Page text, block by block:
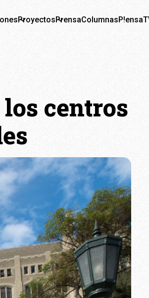
ProyectosPrensaColumnas
centros